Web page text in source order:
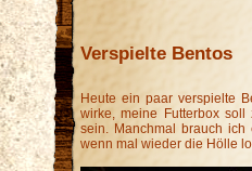
Verspielte Bentos
Heute ein paar verspielte
wirke, meine Futterbox
sein. Manchmal brauch
wenn mal wieder die Hölle